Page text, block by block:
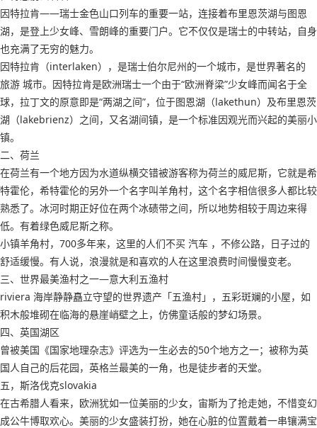
因特拉肯——瑞士金色山口列车的重要一站，连接着布里恩茨湖与图恩
湖，是登上少女峰、雪朗峰的重要门户。它不仅仅是瑞士的中转站，自身
也充满了无穷的魅力。
因特拉肯（interlaken），是瑞士伯尔尼州的一个城市，是世界著名的
旅游 城市。因特拉肯是欧洲瑞士一个由于“欧洲脊梁”少女峰而闻名于全
球，拉丁文的原意即是“两湖之间”，位于图恩湖（lakethun）及布里恩茨
湖（lakebrienz）之间，又名湖间镇，是一个标准因观光而兴起的美丽小
镇。
二、荷兰
在荷兰有一个地方因为水道纵横交错被游客称为荷兰的威尼斯，它就是希
特霍伦，希特霍伦的另外一个名字叫羊角村，这个名字相信很多人都比较
熟悉了。冰河时期正好位在两个冰碛带之间，所以地势相较于周边来得
低。有着绿色威尼斯之称。
小镇羊角村，700多年来，这里的人们不买 汽车 ，不修公路，日子过的
舒适缓慢。有人说，浪漫就是和喜欢的人在这里浪费时间慢慢变老。
三、世界最美渔村之一—意大利五渔村
riviera 海岸静静矗立守望的世界遗产「五渔村」，五彩斑斓的小屋，如
积木般堆砌在临海的悬崖峭壁之上，仿佛童话般的梦幻场景。
四、英国湖区
曾被美国《国家地理杂志》评选为一生必去的50个地方之一；被称为英
国人自己的后花园，英格兰最美的一角，也是徒步者的天堂。
五，斯洛伐克slovakia
在古希腊人看来，欧洲犹如一位美丽的少女，宙斯为了抢走她，不惜变幻
成公牛博取欢心。美丽的少女盛装打扮，她在心脏的位置戴着一串镶满宝